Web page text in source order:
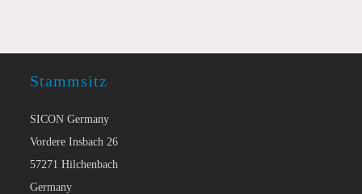
Stammsitz
SICON Germany
Vordere Insbach 26
57271 Hilchenbach
Germany